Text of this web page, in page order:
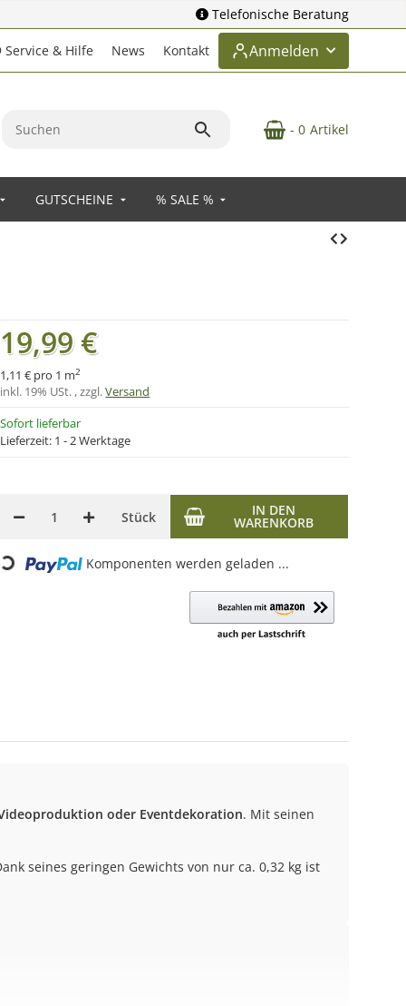
Telefonische Beratung
Service & Hilfe News Kontakt Anmelden
- 0 Artikel
GUTSCHEINE % SALE %
Sofort lieferbar
Lieferzeit: 1 - 2 Werktage
19,99 €
1,11 € pro 1 m2
inkl. 19% USt. , zzgl.Versand
Stück IN DEN
WARENKORB
Komponenten werden geladen ...
oder Eventdekoration. Mit seinen
seines geringen Gewichts von nur ca. 0,32 kg ist